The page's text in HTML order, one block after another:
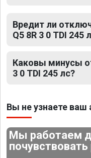
Вредит ли
Q5 8R 3 0 TDI 245
Каковы минусы
3 0 TDI 245 лс?
Вы не узнаете ваш
Мы работаем
почувствовать